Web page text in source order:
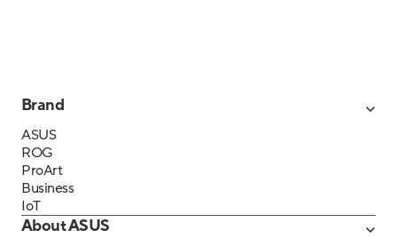
Brand
ASUS
ROG
ProArt
Business
IoT
About ASUS